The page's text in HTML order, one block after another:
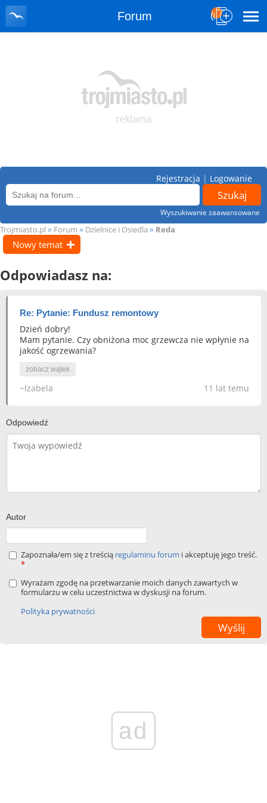
Forum
Wyszukiwanie zaawansowane
Rejestracja | Logowanie
Trojmiasto.pl » Forum » Dzielnice i Osiedla » Reda
Nowy temat
Odpowiadasz na:
Re: Pytanie: Fundusz remontowy
Dzień dobry!
Mam pytanie. Czy obniżona moc grzewcza nie wpłynie na
jakość ogrzewania?
zobacz wątek
11 lat temu
~Izabela
Odpowiedź
Autor
Zapoznała/em się z treścią regulaminu forum i akceptuję jego treść.
*
Wyrażam zgodę na przetwarzanie moich danych zawartych w
formularzu w celu uczestnictwa w dyskusji na forum.
Polityka prywatności
ad